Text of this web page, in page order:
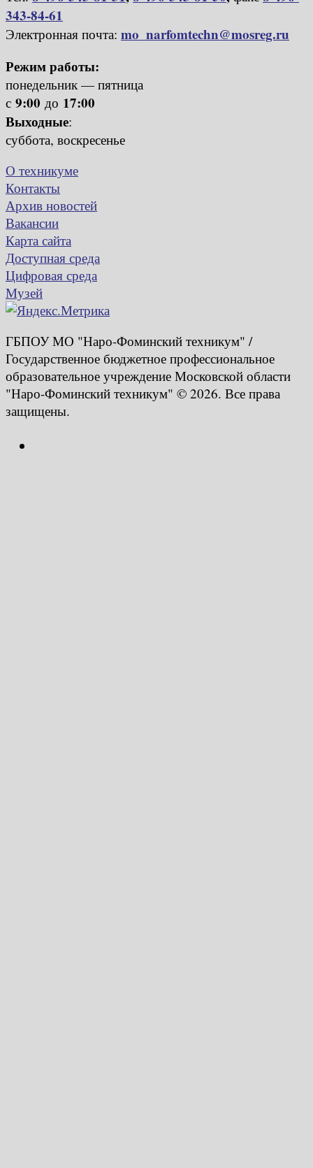
343-84-61
Электронная почта: mo_narfomtechn@mosreg.ru
Режим работы:
понедельник — пятница
с 9:00 до 17:00
Выходные:
суббота, воскресенье
О техникуме
Контакты
Архив новостей
Вакансии
Карта сайта
Доступная среда
Цифровая среда
Музей
ГБПОУ МО "Наро-Фоминский техникум" /
Государственное бюджетное профессиональное
образовательное учреждение Московской области
"Наро-Фоминский техникум" © 2026. Все права
защищены.